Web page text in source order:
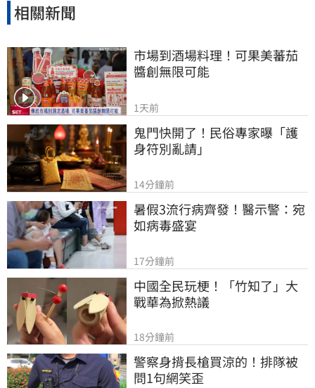
相關新聞
市場到酒場料理！可果美蕃茄
醬創無限可能
1天前
鬼門快開了！民俗專家曝「護
身符別亂請」
14分鐘前
暑假3流行病齊發！醫示警：宛
如病毒盛宴
17分鐘前
中國全民玩梗！「竹知了」大
戰華為掀熱議
18分鐘前
警察身揹長槍買涼的！排隊被
問1句網笑歪